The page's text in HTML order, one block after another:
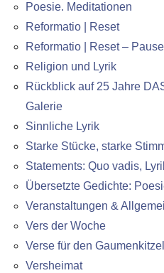
Poesie. Meditationen
Reformatio | Reset
Reformatio | Reset –
Religion und Lyrik
Rückblick auf 25 Jahre
Galerie
Sinnliche Lyrik
Starke Stücke, starke
Statements: Quo vadis,
Übersetzte Gedichte:
Veranstaltungen &
Vers der Woche
Verse für den Gaumenkitzel
Versheimat